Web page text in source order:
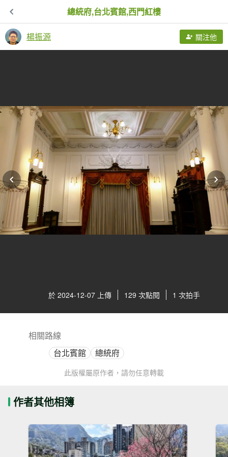
總統府,台北賓館,西門紅樓
楊振源 關注他
於 2024-12-07 上傳 129 次點閱 1 次拍手
相關路線
台北賓館
總統府
此版權屬原作者，請勿任意轉載
作者其他相簿